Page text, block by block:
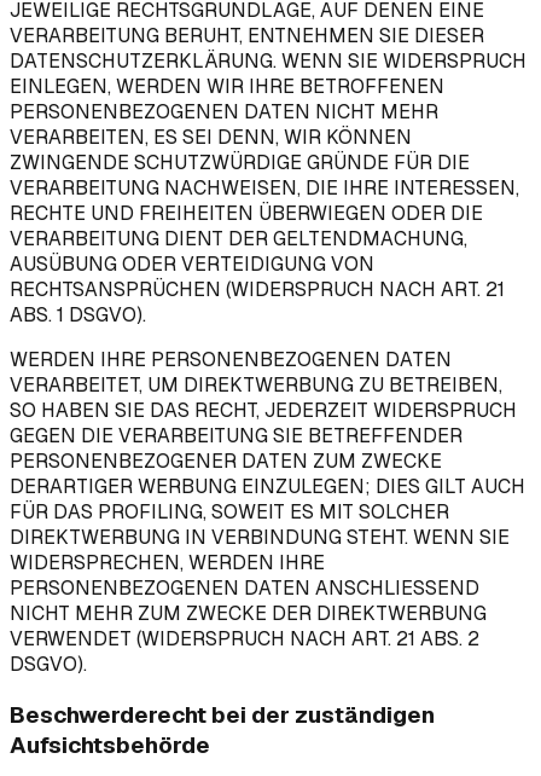
JEWEILIGE RECHTSGRUNDLAGE, AUF DENEN EINE
VERARBEITUNG BERUHT, ENTNEHMEN SIE DIESER
DATENSCHUTZERKLÄRUNG. WENN SIE WIDERSPRUCH
EINLEGEN, WERDEN WIR IHRE BETROFFENEN
PERSONENBEZOGENEN DATEN NICHT MEHR
VERARBEITEN, ES SEI DENN, WIR KÖNNEN
ZWINGENDE SCHUTZWÜRDIGE GRÜNDE FÜR DIE
VERARBEITUNG NACHWEISEN, DIE IHRE INTERESSEN,
RECHTE UND FREIHEITEN ÜBERWIEGEN ODER DIE
VERARBEITUNG DIENT DER GELTENDMACHUNG,
AUSÜBUNG ODER VERTEIDIGUNG VON
RECHTSANSPRÜCHEN (WIDERSPRUCH NACH ART. 21
ABS. 1 DSGVO).
WERDEN IHRE PERSONENBEZOGENEN DATEN
VERARBEITET, UM DIREKTWERBUNG ZU BETREIBEN,
SO HABEN SIE DAS RECHT, JEDERZEIT WIDERSPRUCH
GEGEN DIE VERARBEITUNG SIE BETREFFENDER
PERSONENBEZOGENER DATEN ZUM ZWECKE
DERARTIGER WERBUNG EINZULEGEN; DIES GILT AUCH
FÜR DAS PROFILING, SOWEIT ES MIT SOLCHER
DIREKTWERBUNG IN VERBINDUNG STEHT. WENN SIE
WIDERSPRECHEN, WERDEN IHRE
PERSONENBEZOGENEN DATEN ANSCHLIESSEND
NICHT MEHR ZUM ZWECKE DER DIREKTWERBUNG
VERWENDET (WIDERSPRUCH NACH ART. 21 ABS. 2
DSGVO).
Beschwerderecht bei der zuständigen
Aufsichtsbehörde